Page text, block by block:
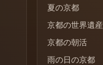
夏の京都
京都の世界遺産
京都の朝活
雨の日の京都